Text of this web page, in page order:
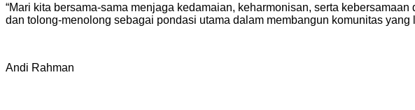
“Mari kita bersama-sama menjaga kedamaian, keharmonisan, serta
dan tolong-menolong sebagai pondasi utama dalam membangun komunitas yang
Andi Rahman